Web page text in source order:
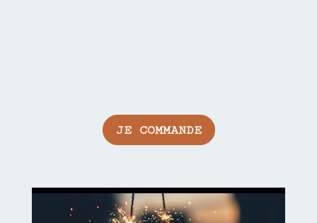
JE COMMANDE